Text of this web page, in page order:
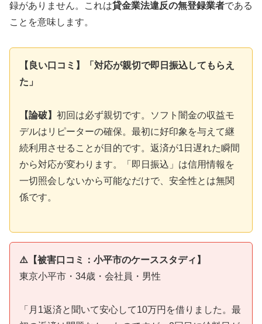
録がありません。これは貸金業法違反の無登録業者である
ことを意味します。
【良い口コミ】「対応が親切で即日振込してもらえ
た」
【論破】 初回は必ず親切です。ソフト闇金の収益モ
デルはリピーターの確保。最初に好印象を与えて継
続利用させることが目的です。返済が1日遅れた瞬間
から対応が変わります。「即日振込」は信用情報を
一切照会しないから可能なだけで、安全性とは無関
係です。
⚠️【被害口コミ：小平市のケーススタディ】
東京小平市・34歳・会社員・男性
「月1返済と聞いて安心して10万円を借りました。最